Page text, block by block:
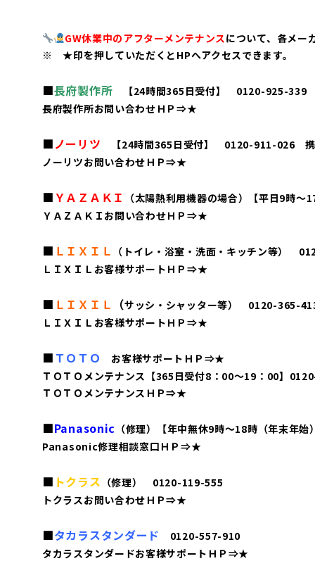
GW休業中のアフターメンテナンスについて、 各メー
※
★印を押していただくとHPへアクセスできます。
■長府製作所 【24時間365日受付】 0120-925-339
長府製作所お問い合わせＨＰ⇒★
■ノーリツ 【24時間365日受付】 0120-911-026 携
ノーリツお問い合わせＨＰ⇒★
■ ＹＡＺＡＫＩ
（太陽熱利用機器の場合）【平日9時
ＹＡＺＡＫＩお問い合わせＨＰ⇒★
■ ＬＩＸＩＬ （トイレ・浴室・洗面・キッチン等）
ＬＩＸＩＬお客様サポートＨＰ⇒★
■ ＬＩＸＩＬ （サッシ・シャッター等） 0120-365-
ＬＩＸＩＬお客様サポートＨＰ⇒★
■ＴＯＴＯ お客様サポートＨＰ⇒★
ＴＯＴＯメンテナンス【365日受付8：00～19：00】
ＴＯＴＯメンテナンスＨＰ⇒★
■Panasonic （修理）【年中無休9時～18時（年末年
Panasonic修理相談窓口ＨＰ⇒★
■ トクラス （修理） 0120-119-555
トクラスお問い合わせＨＰ⇒★
■タカラスタンダード
0120-557-910
タカラスタンダードお客様サポートＨＰ⇒★